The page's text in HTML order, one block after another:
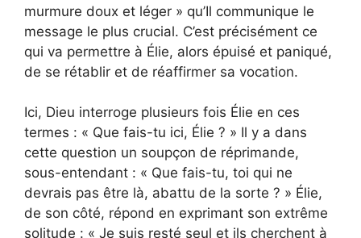
murmure doux et léger » qu’Il communique le
message le plus crucial. C’est précisément ce
qui va permettre à Élie, alors épuisé et paniqué,
de se rétablir et de réaffirmer sa vocation.
Ici, Dieu interroge plusieurs fois Élie en ces
termes : « Que fais-tu ici, Élie ? » Il y a dans
cette question un soupçon de réprimande,
sous-entendant : « Que fais-tu, toi qui ne
devrais pas être là, abattu de la sorte ? » Élie,
de son côté, répond en exprimant son extrême
solitude : « Je suis resté seul et ils cherchent à